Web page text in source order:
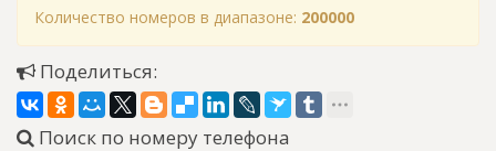
Количество номеров в диапазоне: 200000
Поделиться:
Поиск по номеру телефона